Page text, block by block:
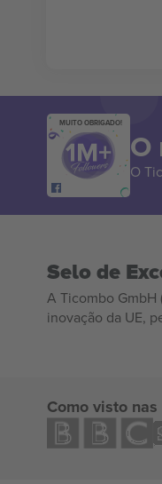
MUITO OBRIGADO!
O
O
Selo de
A Ticombo
inovação da UE,
Como visto